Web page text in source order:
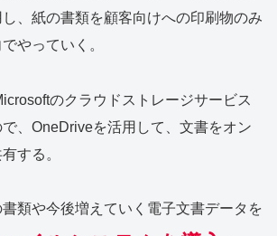
、紙の書類を顧客向けへの印刷物のみ
やっていく。
のクラウドストレージサービス
、OneDriveを活用して、文書をオン
する。
類や今後増えていく電子文書データを